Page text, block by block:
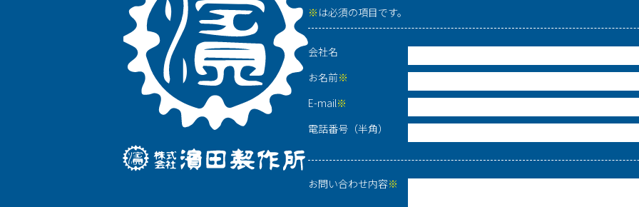
※ は必須の項目です。
会社名
お名前※
E-mail※
電話番号（半角）
お問い合わせ内容※